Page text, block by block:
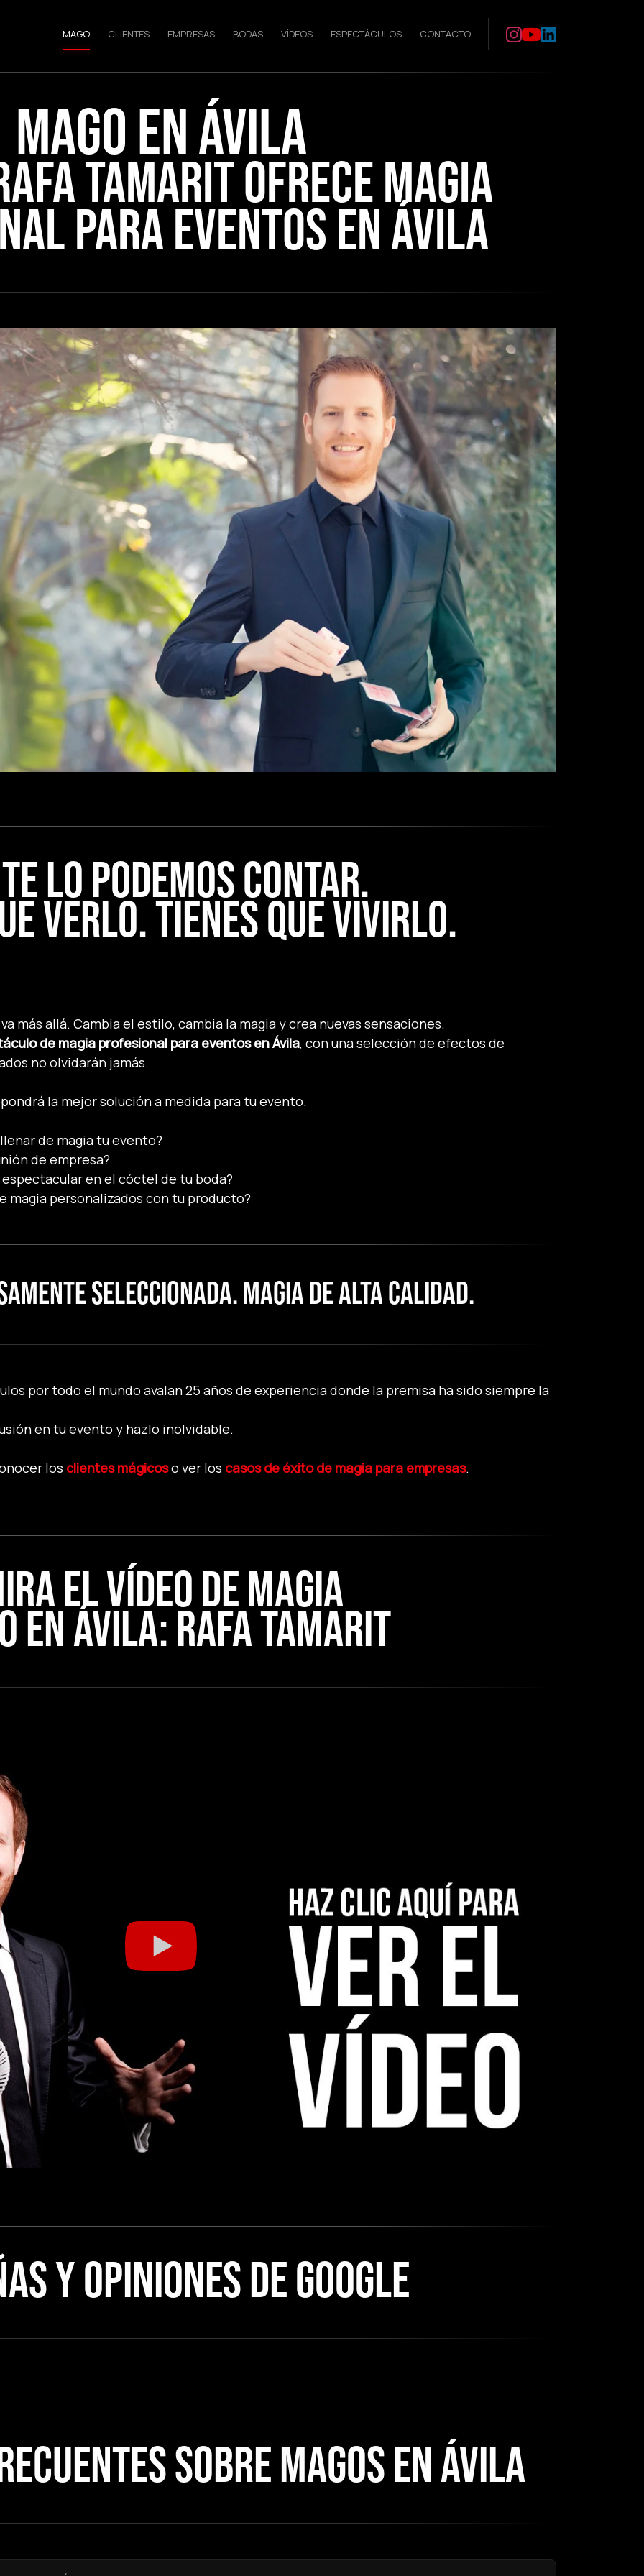
MAGO CLIENTES EMPRESAS BODAS VÍDEOS ESPECTÁCULOS CONTACTO
MAGO EN ÁVILA
Tamarit ofrece magia
para eventos en Ávila
LO PODEMOS CONTAR.
VERLO. TIENES QUE VIVIRLO.
más allá. Cambia el estilo, cambia la magia y crea nuevas sensaciones.
de magia profesional para eventos en Ávila, con una selección de efectos de
no olvidarán jamás.
la mejor solución a medida para tu evento.
de magia tu evento?
de empresa?
en el cóctel de tu boda?
magia personalizados con tu producto?
SELECCIONADA. MAGIA DE ALTA CALIDAD.
por todo el mundo avalan 25 años de experiencia donde la premisa ha sido siempre la
en tu evento y hazlo inolvidable.
los clientes mágicoso ver los casos de éxito de magia para empresas.
EL VÍDEO DE MAGIA
EN ÁVILA: RAFA TAMARIT
Y OPINIONES DE GOOGLE
SOBRE MAGOS EN ÁVILA